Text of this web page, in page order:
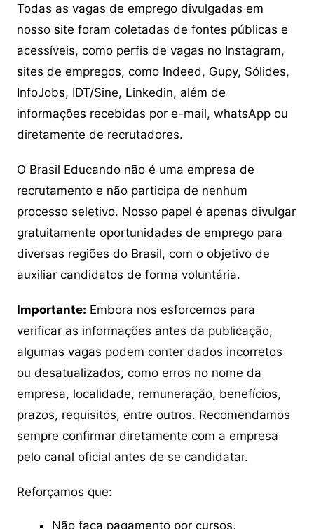
Todas as vagas de emprego divulgadas em
nosso site foram coletadas de fontes públicas e
acessíveis, como perfis de vagas no Instagram,
sites de empregos, como Indeed, Gupy, Sólides,
InfoJobs, IDT/Sine, Linkedin, além de
informações recebidas por e-mail, whatsApp ou
diretamente de recrutadores.
O Brasil Educando não é uma empresa de
recrutamento e não participa de nenhum
processo seletivo. Nosso papel é apenas divulgar
gratuitamente oportunidades de emprego para
diversas regiões do Brasil, com o objetivo de
auxiliar candidatos de forma voluntária.
Importante: Embora nos esforcemos para
verificar as informações antes da publicação,
algumas vagas podem conter dados incorretos
ou desatualizados, como erros no nome da
empresa, localidade, remuneração, benefícios,
prazos, requisitos, entre outros. Recomendamos
sempre confirmar diretamente com a empresa
pelo canal oficial antes de se candidatar.
Reforçamos que:
Não faça pagamento por cursos,